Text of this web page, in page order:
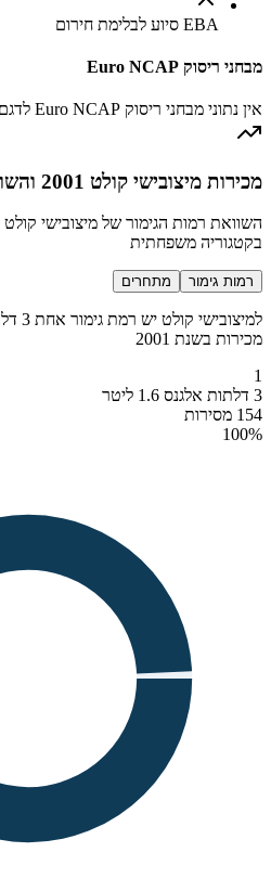
EBA סיוע לבלימת חירום
מבחני ריסוק Euro NCAP
אין נתוני מבחני ריסוק Euro NCAP לדגם זה
מכירות מיצובישי קולט 2001 והשוואה למתחרים
בקטגוריה משפחתית
רמות גימור מתחרים
מכירות בשנת 2001
1
3 דלתות אלגנס 1.6 ליטר
154 מסירות
100%